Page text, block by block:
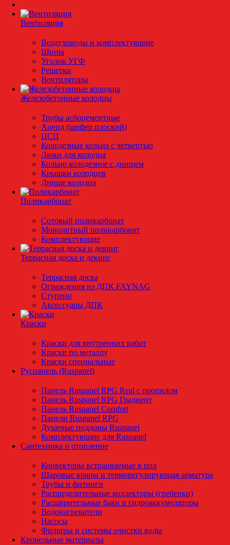
Вентиляция
Воздуховоды и комплектующие
Шины
Уголок УГФ
Решeтки
Вентиляторы
Железобетонные колодцы
Трубы асбоцементные
Ацеид (шифер плоский)
ЦСП
Колодезные кольца с четвертью
Люки для колодца
Кольцо колодезное с днищем
Крышки колодцев
Днище колодца
Поликарбонат
Сотовый поликарбонат
Монолитный поликарбонат
Комплектующие
Террасная доска и декинг
Террасная доска
Ограждения из ДПК FAYNAG
Ступени
Аксессуары ДПК
Краски
Краски для внутренних работ
Краски по металлу
Краски специальные
Руспанель (Ruspanel)
Панель Ruspanel RPG Real с пропилом
Панель Ruspanel RPG Градиент
Панель Ruspanel Comfort
Панели Ruspanel RPG
Душевые поддоны Ruspanel
Комплектующие для Ruspanel
Сантехника и отопление
Конвекторы встраиваемые в пол
Шаровые краны и терморегулирующая арматура
Трубы и фитинги
Распределительные коллекторы (гребенки)
Расширительные баки и гидроаккумуляторы
Водонагреватели
Насосы
Фильтры и системы очистки воды
Кровельные материалы